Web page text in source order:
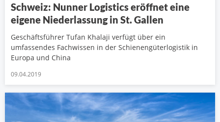
Schweiz: Nunner Logistics eröffnet eine
eigene Niederlassung in St. Gallen
Geschäftsführer Tufan Khalaji verfügt über ein
umfassendes Fachwissen in der Schienengüterlogistik in
Europa und China
09.04.2019